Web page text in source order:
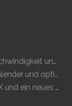
PHP8.5 und MailBeez V5 Beta 9 – Geschwindigkeit und Kompatibilität
MailBeez V5 Beta 7 & 8 – Marketing Kalender und optimierte UI
MailBeez V5 Beta 6 – Optimierte UI/UX und ein neues Newsletter-Konzept